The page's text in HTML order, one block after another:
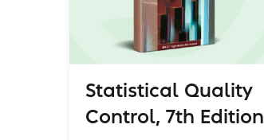
Statistical Quality
Control, 7th Edition